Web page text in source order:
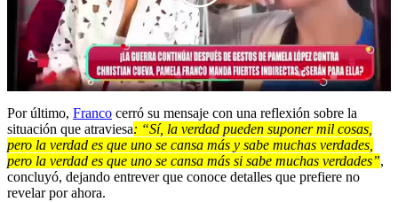
00:00/02:39
Por último, Franco cerró su mensaje con una reflexión sobre la
situación que atraviesa: “Sí, la verdad pueden suponer mil cosas,
pero la verdad es que uno se cansa más y sabe muchas verdades,
pero la verdad es que uno se cansa más si sabe muchas verdades”,
concluyó, dejando entrever que conoce detalles que prefiere no
revelar por ahora.